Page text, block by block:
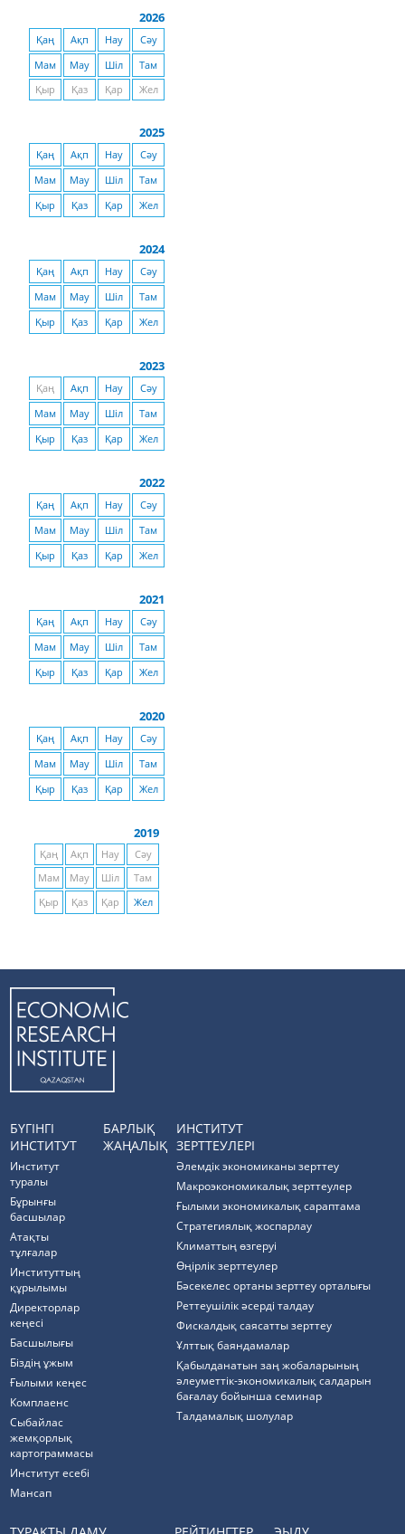
2026
Қаң Ақп Нау
Сәу
Мам
Мау Шіл
Там
Қыр
Қаз Қар Жел
2025
Қаң Ақп Нау
Сәу
Мам
Мау Шіл
Там
Қыр
Қаз Қар Жел
2024
Қаң Ақп Нау
Сәу
Мам
Мау Шіл
Там
Қыр
Қаз Қар Жел
2023
Қаң Ақп Нау
Сәу
Мам
Мау Шіл
Там
Қыр
Қаз Қар Жел
2022
Қаң Ақп Нау
Сәу
Мам
Мау Шіл
Там
Қыр
Қаз Қар Жел
2021
Қаң Ақп Нау
Сәу
Мам
Мау Шіл
Там
Қыр
Қаз Қар Жел
2020
Қаң Ақп Нау
Сәу
Мам
Мау Шіл
Там
Қыр
Қаз Қар Жел
2019
Қаң Ақп Нау
Сәу
Мам
Мау Шіл
Там
Қыр
Қаз Қар Жел
БҮГІНГІ
ИНСТИТУТ
Институт
туралы
Бұрынғы
басшылар
Атақты
тұлғалар
Институттың
құрылымы
Директорлар
кеңесі
Басшылығы
Біздің ұжым
Ғылыми кеңес
Комплаенс
Cыбайлас
жемқорлық
картограммасы
Институт есебі
Мансап
БАРЛЫҚ
ЖАҢАЛЫҚ
ИНСТИТУТ
ЗЕРТТЕУЛЕРІ
Әлемдік экономиканы зерттеу
Макроэкономикалық зерттеулер
Ғылыми экономикалық сараптама
Стратегиялық жоспарлау
Климаттың өзгеруі
Өңірлік зерттеулер
Бәсекелес ортаны зерттеу орталығы
Реттеушілік әсерді талдау
Фискалдық саясатты зерттеу
Ұлттық баяндамалар
Қабылданатын заң жобаларының
әлеуметтік-экономикалық салдарын
бағалау бойынша семинар
Талдамалық шолулар